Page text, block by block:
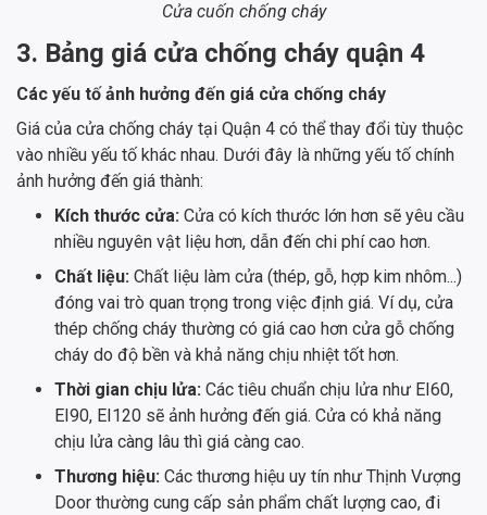
Cửa cuốn chống cháy
3. Bảng giá cửa chống cháy quận 4
Các yếu tố ảnh hưởng đến giá cửa chống cháy
Giá của cửa chống cháy tại Quận 4 có thể thay đổi tùy thuộc
vào nhiều yếu tố khác nhau. Dưới đây là những yếu tố chính
ảnh hưởng đến giá thành:
Kích thước cửa: Cửa có kích thước lớn hơn sẽ yêu cầu
nhiều nguyên vật liệu hơn, dẫn đến chi phí cao hơn.
Chất liệu: Chất liệu làm cửa (thép, gỗ, hợp kim nhôm...)
đóng vai trò quan trọng trong việc định giá. Ví dụ, cửa
thép chống cháy thường có giá cao hơn cửa gỗ chống
cháy do độ bền và khả năng chịu nhiệt tốt hơn.
Thời gian chịu lửa: Các tiêu chuẩn chịu lửa như EI60,
EI90, EI120 sẽ ảnh hưởng đến giá. Cửa có khả năng
chịu lửa càng lâu thì giá càng cao.
Thương hiệu: Các thương hiệu uy tín như Thịnh Vượng
Door thường cung cấp sản phẩm chất lượng cao, đi